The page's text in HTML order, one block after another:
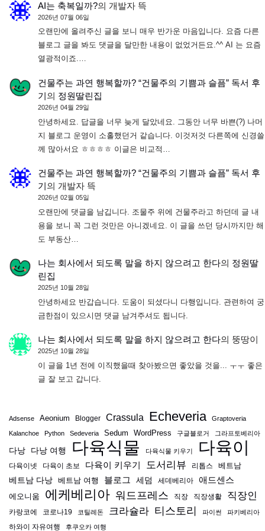
AI는 축복일까?의 개발자 뜩
2026년 07월 06일
오랜만에 올려주신 글을 보니 매우 반가운 마음입니다. 요즘 다른
블로그 글을 봐도 댓글을 달만한 내용이 없었거든요.^^ AI 는 요즘
열광적이죠.…
건물주는 과연 행복할까? “건물주의 기쁨과 슬픔” 독서 후
기의 정원딸린집
2026년 04월 29일
안녕하세요. 답글을 너무 늦게 달았네요. 그동안 너무 바쁜(?) 나머
지 블로그 운영이 소홀했던거 같습니다. 이것저것 다른쪽에 신경쓸
께 많아서요 ㅎㅎㅎㅎ 이글은 비교적…
건물주는 과연 행복할까? “건물주의 기쁨과 슬픔” 독서 후
기의 개발자 뜩
2026년 02월 05일
오랜만에 댓글을 남깁니다. 조물주 위에 건물주라고 하던데 글 내
용을 보니 꼭 그런 것만은 아니겠네요. 이 글을 쓰던 당시까지만 해
도 부동산…
나는 회사에서 되도록 말을 하지 않으려고 한다의 정원딸
린집
2025년 10월 28일
안녕하세요 반갑습니다. 도움이 되셨다니 다행입니다. 관련하여 궁
금한점이 있으시면 댓글 남겨주셔도 됩니다.
나는 회사에서 되도록 말을 하지 않으려고 한다의 뚱땅이
2025년 10월 28일
이 글을 1년 전에 이직했을때 찾아봤으면 좋았을 것을... ㅜㅜ 좋은
글 잘 보고 갑니다.
Adsense Aeonium Blogger Crassula Echeveria Graptoveria
Kalanchoe Python Sedeveria Sedum WordPress 구글블로거 그라프토베리아
다낭 다낭 여행 다육식물 다육식물 키우기 다육이
다육이넷 다육이 초보 다육이 키우기 도서리뷰 리톱스
베트남
베트남 다낭 베트남 여행 블로그 세덤 세데베리아 애드센스
에오니움 에케베리아 워드프레스 직장 직장생활 직장인
카랑코에 코로나19 코틸레돈 크라슐라 티스토리 파이썬 파키베리아
하와이 자유여행 후쿠오카 여행